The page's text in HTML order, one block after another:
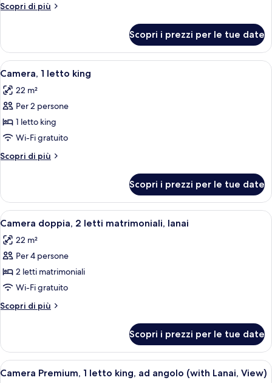
accesso
in
sedia
a
rotelle
(with
Lanai)
Scopri di più
Altri
doppia,
letti
accesso
in
a
rotelle
Lanai)
Scopri i prezzi per le tue date
Apri
tutte
le
foto
per
Camera,
1
letto
Un letto con testiera a motivi
5
Camera, 1 letto king
22 m²
Per 2 persone
1 letto king
Wi-Fi gratuito
Scopri di più
Altri
1
letto
king
Scopri i prezzi per le tue date
Apri
tutte
le
foto
per
Camera
doppia,
2
matrimoniali,
lanai
Una camera da letto con due letti,
8
Camera doppia, 2 letti matrimoniali, lanai
22 m²
Per 4 persone
2 letti matrimoniali
Wi-Fi gratuito
Scopri di più
Altri
doppia,
letti
Scopri i prezzi per le tue date
Apri
Una camera d'albergo con un letto
5
Camera Premium, 1 letto king, ad angolo (with Lanai, View)